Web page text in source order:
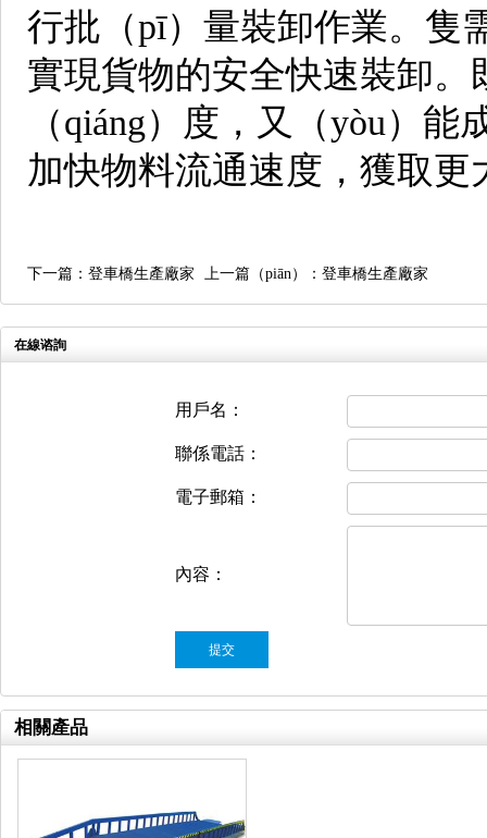
行批（pī）量裝卸作業。隻
實現貨物的安全快速裝卸。
（qiáng）度，又（yòu）
加快物料流通速度，獲取更
下一篇：登車橋生產廠家 上一篇（piān）：登車橋生產廠家
在線谘詢
用戶名：
聯係電話：
電子郵箱：
內容：
相關產品